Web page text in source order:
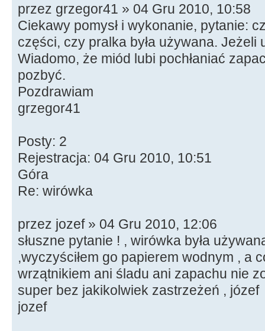
przez grzegor41 » 04 Gru 2010, 10:58
Ciekawy pomysł i wykonanie, pytanie:
części, czy pralka była używana. Jeżeli
Wiadomo, że miód lubi pochłaniać
pozbyć.
Pozdrawiam
grzegor41
Posty: 2
Rejestracja: 04 Gru 2010, 10:51
Góra
Re: wirówka
przez jozef » 04 Gru 2010, 12:06
słuszne pytanie ! , wirówka była
,wyczyściłem go papierem wodnym , a
wrzątnikiem ani śladu ani zapachu nie
super bez jakikolwiek zastrzeżeń , józef
jozef